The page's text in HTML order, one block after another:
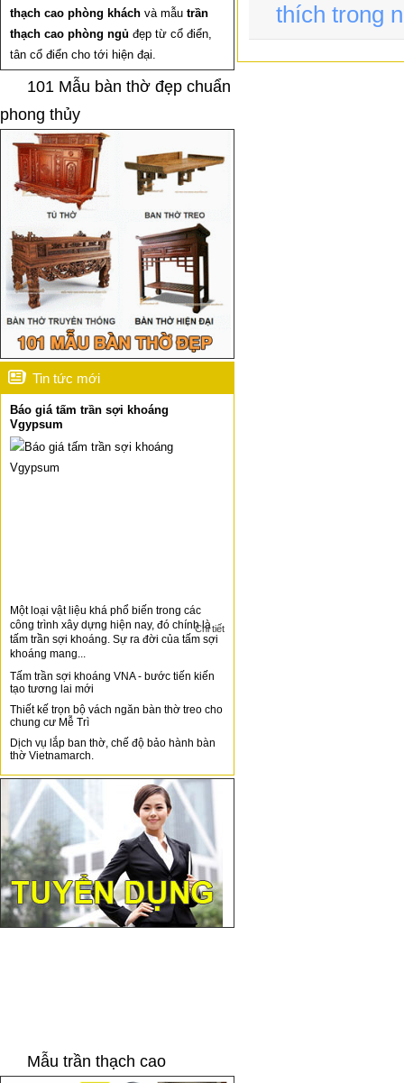
thạch cao phòng khách và mẫu trần
thạch cao phòng ngủ đẹp từ cổ điển,
tân cổ điển cho tới hiện đại.
101 Mẫu bàn thờ đẹp chuẩn
phong thủy
Tin tức mới
Báo giá tấm trần sợi khoáng
Vgypsum
Một loại vật liệu khá phổ biến trong các
công trình xây dựng hiện nay, đó chính là
tấm trần sợi khoáng. Sự ra đời của tấm sợi
khoáng mang...
Chi tiết
Tấm trần sợi khoáng VNA - bước tiến kiến
tạo tương lai mới
Thiết kế trọn bộ vách ngăn bàn thờ treo cho
chung cư Mễ Trì
Dịch vụ lắp ban thờ, chế độ bảo hành bàn
thờ Vietnamarch.
Mẫu trần thạch cao
thích trong